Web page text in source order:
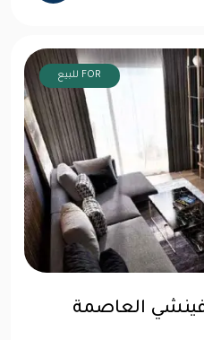
FOR للبيع
فينشي العاصمة